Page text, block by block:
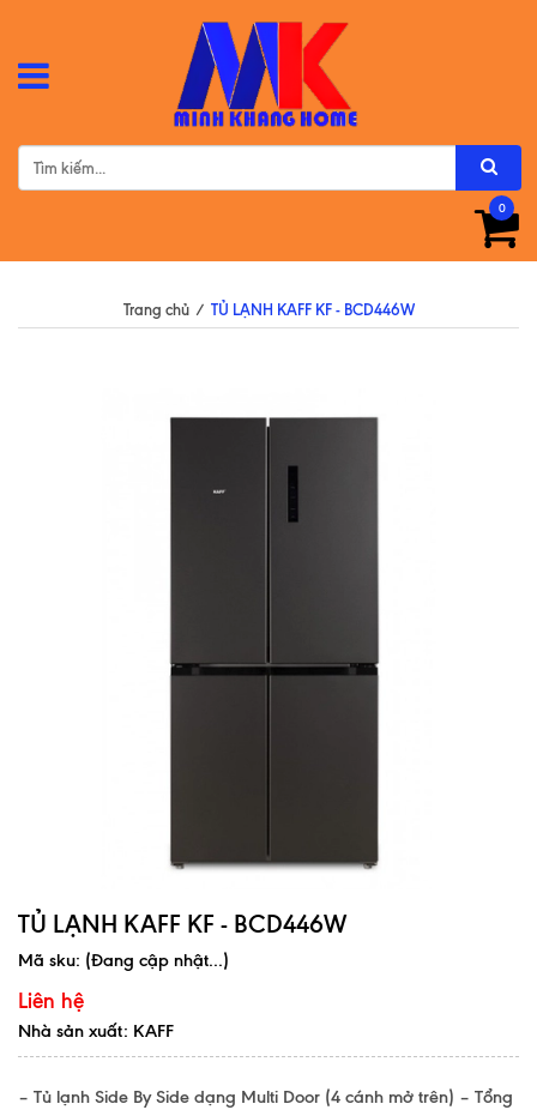
0
Trang chủ / TỦ LẠNH KAFF KF - BCD446W
TỦ LẠNH KAFF KF - BCD446W
Mã sku: (Đang cập nhật...)
Liên hệ
Nhà sản xuất: KAFF
– Tủ lạnh Side By Side dạng Multi Door (4 cánh mở trên) – Tổng